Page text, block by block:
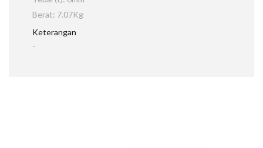
Berat: 7.07Kg
Keterangan
-